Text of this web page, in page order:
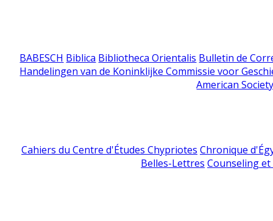
BABESCH Biblica Bibliotheca Orientalis Bulletin de
Handelingen van de Koninklijke Commissie voor
American
Cahiers du Centre d'Études Chypriotes Chronique
Belles-Lettres Counseling